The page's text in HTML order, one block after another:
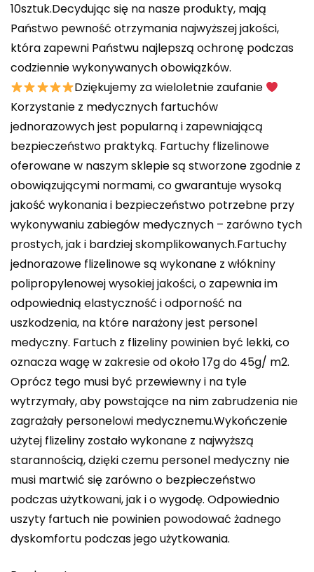
10sztuk.Decydując się na nasze produkty, mają
Państwo pewność otrzymania najwyższej jakości,
która zapewni Państwu najlepszą ochronę podczas
codziennie wykonywanych obowiązków.
Dziękujemy za wieloletnie zaufanie
Korzystanie z medycznych fartuchów
jednorazowych jest popularną i zapewniającą
bezpieczeństwo praktyką. Fartuchy flizelinowe
oferowane w naszym sklepie są stworzone zgodnie z
obowiązującymi normami, co gwarantuje wysoką
jakość wykonania i bezpieczeństwo potrzebne przy
wykonywaniu zabiegów medycznych – zarówno tych
prostych, jak i bardziej skomplikowanych.Fartuchy
jednorazowe flizelinowe są wykonane z włókniny
polipropylenowej wysokiej jakości, o zapewnia im
odpowiednią elastyczność i odporność na
uszkodzenia, na które narażony jest personel
medyczny. Fartuch z flizeliny powinien być lekki, co
oznacza wagę w zakresie od około 17g do 45g/ m2.
Oprócz tego musi być przewiewny i na tyle
wytrzymały, aby powstające na nim zabrudzenia nie
zagrażały personelowi medycznemu.Wykończenie
użytej flizeliny zostało wykonane z najwyższą
starannością, dzięki czemu personel medyczny nie
musi martwić się zarówno o bezpieczeństwo
podczas użytkowani, jak i o wygodę. Odpowiednio
uszyty fartuch nie powinien powodować żadnego
dyskomfortu podczas jego użytkowania.